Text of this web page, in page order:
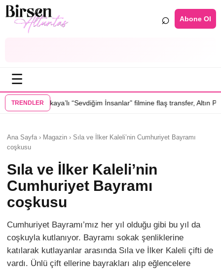
⌕ Abone Ol
☰
TRENDLERİnsanlar” filmine flaş transfer, Altın Palmiye’li Vlad Ivanov
Ana Sayfa › Magazin › Sıla ve İlker Kaleli’nin Cumhuriyet Bayramı
coşkusu
Sıla ve İlker Kaleli’nin
Cumhuriyet Bayramı
coşkusu
Cumhuriyet Bayramı’mız her yıl olduğu gibi bu yıl da
coşkuyla kutlanıyor. Bayramı sokak şenliklerine
katılarak kutlayanlar arasında Sıla ve İlker Kaleli çifti de
vardı. Ünlü çift ellerine bayrakları alıp eğlencelere